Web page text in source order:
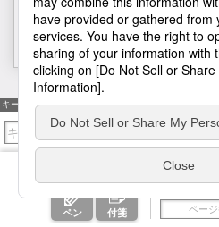
H1
キーワード検索
ペン 付箋